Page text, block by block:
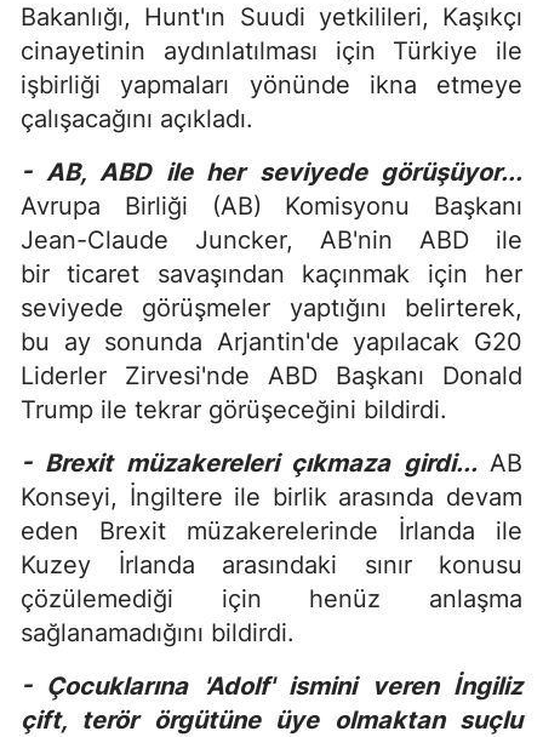
Bakanlığı, Hunt'ın Suudi yetkilileri, Kaşıkçı
cinayetinin aydınlatılması için Türkiye ile
işbirliği yapmaları yönünde ikna etmeye
çalışacağını açıkladı.
- AB, ABD ile her seviyede görüşüyor...
Avrupa Birliği (AB) Komisyonu Başkanı
Jean-Claude Juncker, AB'nin ABD ile
bir ticaret savaşından kaçınmak için her
seviyede görüşmeler yaptığını belirterek,
bu ay sonunda Arjantin'de yapılacak G20
Liderler Zirvesi'nde ABD Başkanı Donald
Trump ile tekrar görüşeceğini bildirdi.
- Brexit müzakereleri çıkmaza girdi... AB
Konseyi, İngiltere ile birlik arasında devam
eden Brexit müzakerelerinde İrlanda ile
Kuzey İrlanda arasındaki sınır konusu
çözülemediği için henüz anlaşma
sağlanamadığını bildirdi.
- Çocuklarına 'Adolf' ismini veren İngiliz
çift, terör örgütüne üye olmaktan suçlu